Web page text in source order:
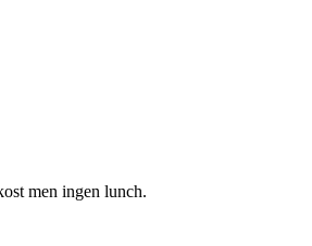
men ingen lunch.